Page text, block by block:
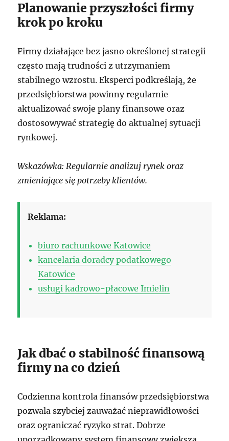
Planowanie przyszłości firmy
krok po kroku
Firmy działające bez jasno określonej strategii
często mają trudności z utrzymaniem
stabilnego wzrostu. Eksperci podkreślają, że
przedsiębiorstwa powinny regularnie
aktualizować swoje plany finansowe oraz
dostosowywać strategię do aktualnej sytuacji
rynkowej.
Wskazówka: Regularnie analizuj rynek oraz
zmieniające się potrzeby klientów.
Reklama:
biuro rachunkowe Katowice
kancelaria doradcy podatkowego
Katowice
usługi kadrowo-płacowe Imielin
Jak dbać o stabilność finansową
firmy na co dzień
Codzienna kontrola finansów przedsiębiorstwa
pozwala szybciej zauważać nieprawidłowości
oraz ograniczać ryzyko strat. Dobrze